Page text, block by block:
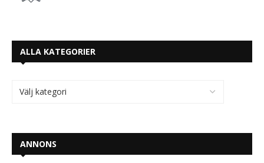
ALLA KATEGORIER
ANNONS